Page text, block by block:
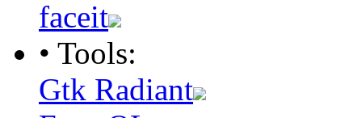
faceit
• Tools:
Gtk Radiant